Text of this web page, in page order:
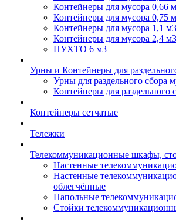
Контейнеры для мусора 0,66
Контейнеры для мусора 0,75
Контейнеры для мусора 1,1
Контейнеры для мусора 2,4
ПУХТО 6 м3
Урны и Контейнеры для
Урны для раздельного сбора
Контейнеры для раздельного
Контейнеры сетчатые
Тележки
Телекоммуникационные шкафы,
Настенные
Настенные
облегчённые
Напольные
Стойки